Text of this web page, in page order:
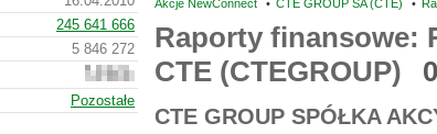
Akcje NewConnect • CTE GROUP SA (CTE) •
Raporty finansowe:
CTE (CTEGROUP)
CTE GROUP SPÓŁKA
245 641 666
5 846 272
5
819
272
Pozostałe